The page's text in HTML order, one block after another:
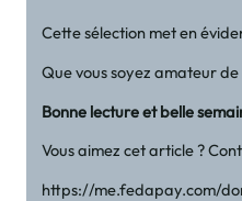
Cette sélection met en
Que vous soyez amateur
Bonne lecture et belle
Vous aimez cet article ?
https://me.fedapay.com/